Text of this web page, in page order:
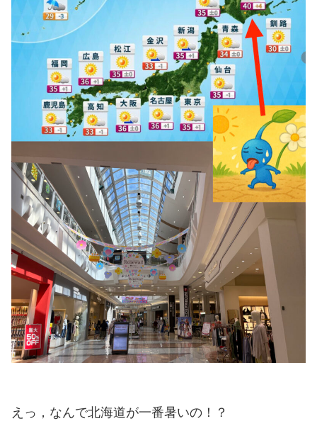
えっ，なんで北海道が一番暑いの！？